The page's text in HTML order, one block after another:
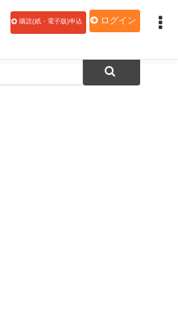
購読(紙・電子版)申込 ログイン